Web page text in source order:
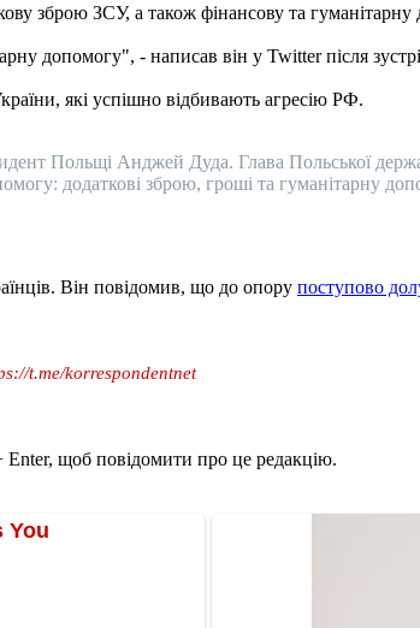
зброю ЗСУ, а також фінансову та гуманітарну
допомогу", - написав він у Twitter після
які успішно відбивають агресію РФ.
Польщі Анджей Дуда. Глава Польської
додаткові зброю, гроші та гуманітарну
Він повідомив, що до опору поступово
t.me/korrespondentnet
Enter, щоб повідомити про це редакцію.